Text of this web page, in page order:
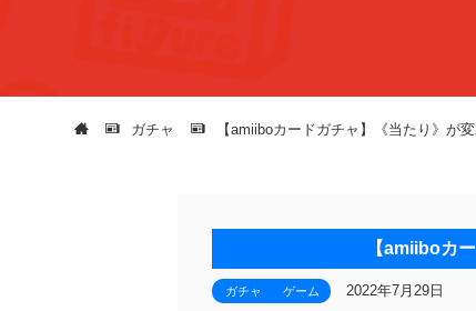
ガチャ 【amiiboカードガチャ】《当たり》が
【amiiboカ
ガチャ ゲーム 2022年7月29日